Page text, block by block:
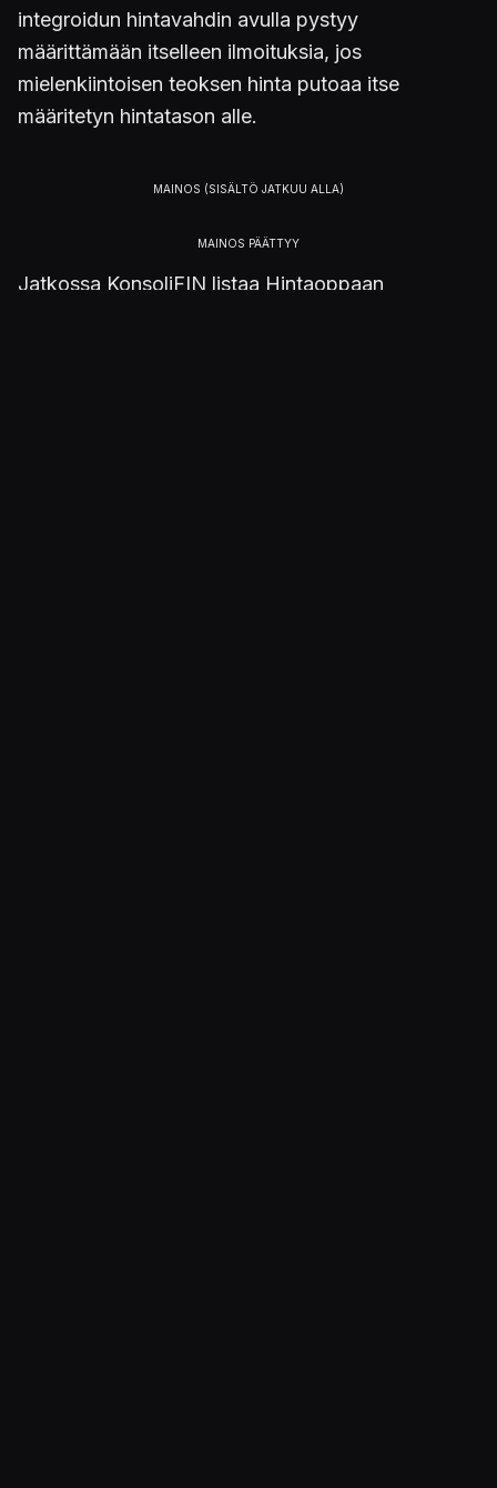
integroidun hintavahdin avulla pystyy
määrittämään itselleen ilmoituksia, jos
mielenkiintoisen teoksen hinta putoaa itse
määritetyn hintatason alle.
Jatkossa KonsoliFIN listaa Hintaoppaan